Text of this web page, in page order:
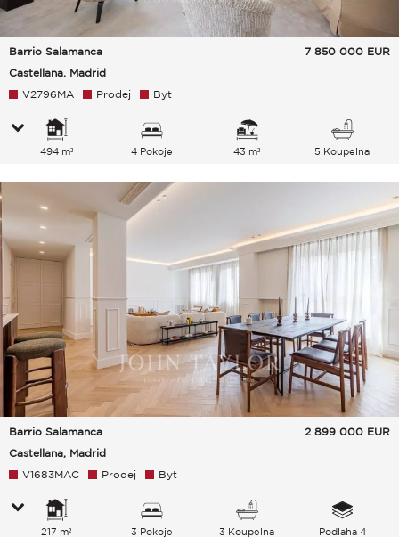
Barrio Salamanca
Castellana, Madrid
7 850 000 EUR
V2796MA Prodej Byt
494 m² 4 Pokoje 43 m² 5 Koupelna
Barrio Salamanca
Castellana, Madrid
2 899 000 EUR
V1683MAC Prodej Byt
217 m² 3 Pokoje 3 Koupelna Podlaha 4